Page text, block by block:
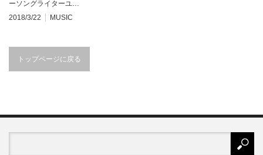
ーソングライターユ…
2018/3/22
MUSIC
トップページに戻る